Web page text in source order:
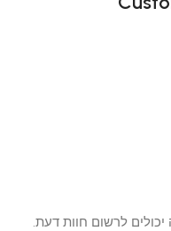
לרשום חוות דעת.